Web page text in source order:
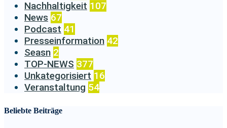
Nachhaltigkeit 107
News 67
Podcast 41
Presseinformation 42
Seasn 2
TOP-NEWS 377
Unkategorisiert 16
Veranstaltung 54
Beliebte Beiträge